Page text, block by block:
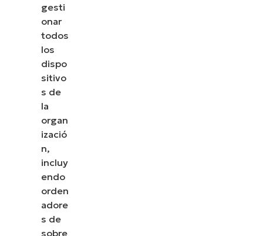
gesti
onar
todos
los
dispo
sitivo
s de
la
organ
izació
n,
incluy
endo
orden
adore
s de
sobre